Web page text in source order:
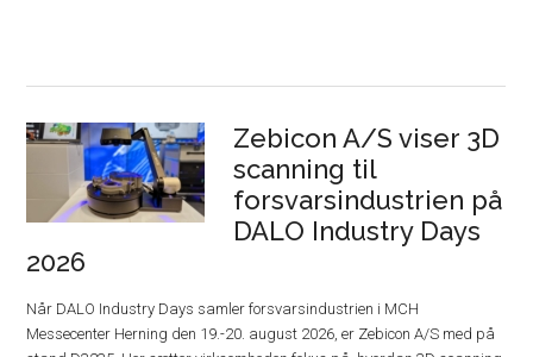
Zebicon A/S viser 3D
scanning til
forsvarsindustrien på
DALO Industry Days
2026
Når DALO Industry Days samler forsvarsindustrien i MCH
Messecenter Herning den 19.-20. august 2026, er Zebicon A/S med på